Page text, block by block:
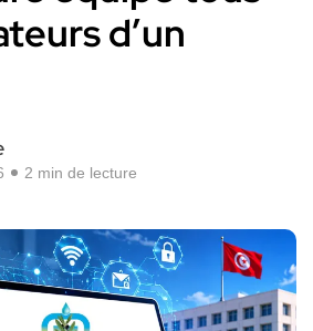
d’un
2 min de lecture